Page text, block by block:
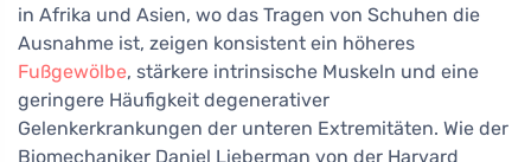
in Afrika und Asien, wo das Tragen von Schuhen die
Ausnahme ist, zeigen konsistent ein höheres
Fußgewölbe, stärkere intrinsische Muskeln und eine
geringere Häufigkeit degenerativer
Gelenkerkrankungen der unteren Extremitäten. Wie der
Biomechaniker Daniel Lieberman von der Harvard